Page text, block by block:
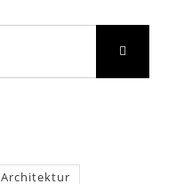
Architektur